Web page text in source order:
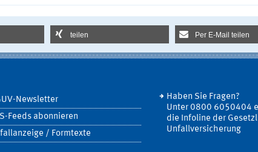
teilen Per E-Mail teilen
Newsletter
Feeds abonnieren
/ Formtexte
Haben Sie Fragen?
Unter 0800 6050404
die Infoline der
Unfallversicherung